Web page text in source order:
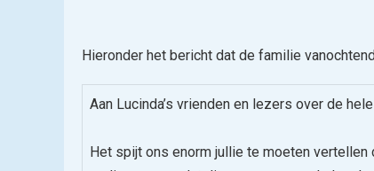
Hieronder het bericht dat de familie
Aan Lucinda’s vrienden en lezers over de
Het spijt ons enorm jullie te moeten vertellen